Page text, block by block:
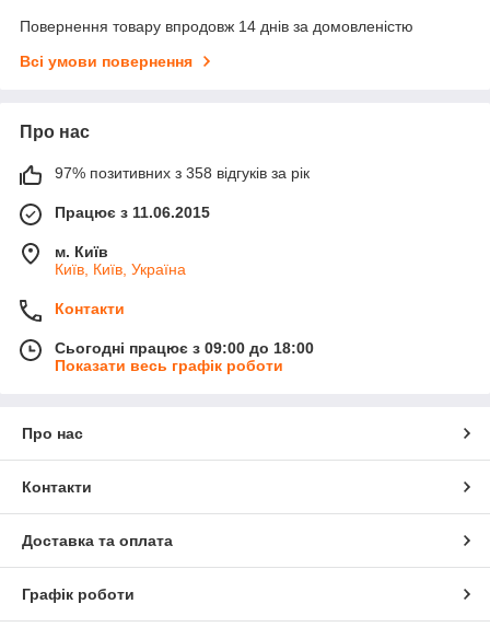
Повернення товару впродовж 14 днів за домовленістю
Всі умови повернення
Про нас
97% позитивних з 358 відгуків за рік
Працює з 11.06.2015
м. Київ
Київ, Київ, Україна
Контакти
Сьогодні працює з 09:00 до 18:00
Показати весь графік роботи
Про нас
Контакти
Доставка та оплата
Графік роботи